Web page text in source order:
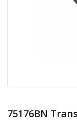
75176BN